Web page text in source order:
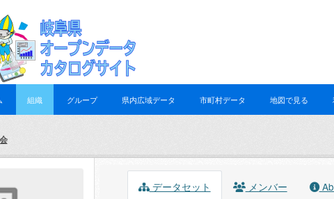
組織 グループ 県内広域データ 市町村データ 地図で見る
データセット メンバー